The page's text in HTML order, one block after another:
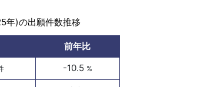
年)の出願件数推移
前年比
-10.5 %